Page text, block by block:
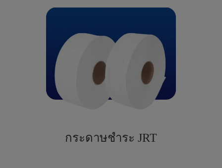
กระดาษชำระ JRT